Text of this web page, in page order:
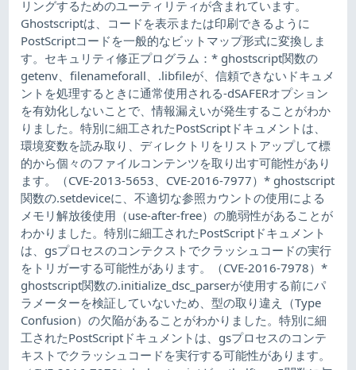
リングするためのユーティリティが含まれています。
Ghostscriptは、コードを表示または印刷できるように
PostScriptコードを一般的なビットマップ形式に変換しま
す。セキュリティ修正プログラム：* ghostscript関数の
getenv、filenameforall、.libfileが、信頼できないドキュメ
ントを処理するときに通常使用される-dSAFERオプション
を有効化しないことで、情報漏えいが発生することがわか
りました。特別に細工されたPostScriptドキュメントは、
環境変数を読み取り、ディレクトリをリストアップして標
的から個々のファイルコンテンツを取り出す可能性があり
ます。（CVE-2013-5653、CVE-2016-7977）* ghostscript
関数の.setdeviceに、不適切な参照カウントの使用による
メモリ解放後使用（use-after-free）の脆弱性があることが
わかりました。特別に細工されたPostScriptドキュメント
は、gsプロセスのコンテクストでクラッシュコードの実行
をトリガーする可能性があります。（CVE-2016-7978）*
ghostscript関数の.initialize_dsc_parserが使用する前にパ
ラメーターを検証していないため、型の取り違え（Type
Confusion）の欠陥があることがわかりました。特別に細
工されたPostScriptドキュメントは、gsプロセスのコンテ
キストでクラッシュコードを実行する可能性があります。